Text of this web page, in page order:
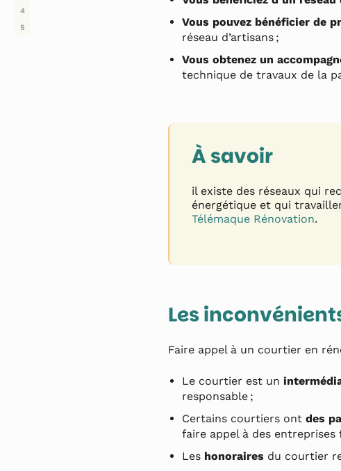
4
5
Vous pouvez bénéficier de
réseau d’artisans ;
Vous obtenez un
technique de travaux de la
À savoir
il existe des réseaux qui
énergétique et qui
Télémaque Rénovation.
Les
Faire appel à un courtier en
Le courtier est un
responsable ;
Certains courtiers ont des
faire appel à des
Les honoraires du courtier